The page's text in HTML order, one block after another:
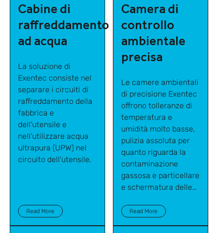
Cabine di
raffreddamento
ad acqua
La soluzione di
Exentec consiste nel
separare i circuiti di
raffreddamento della
fabbrica e
dell'utensile e
nell'utilizzare acqua
ultrapura (UPW) nel
circuito dell'utensile.
Read More
Camera di
controllo
ambientale
precisa
Le camere ambientali
di precisione Exentec
offrono tolleranze di
temperatura e
umidità molto basse,
pulizia assoluta per
quanto riguarda la
contaminazione
gassosa e particellare
e schermatura delle
vibrazionali ed
Read More